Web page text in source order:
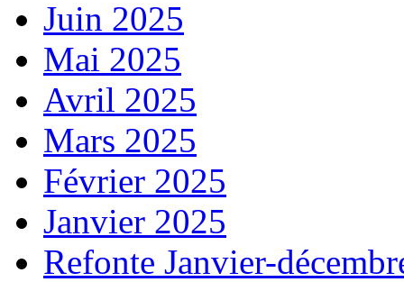
Juin 2025
Mai 2025
Avril 2025
Mars 2025
Février 2025
Janvier 2025
Refonte Janvier-